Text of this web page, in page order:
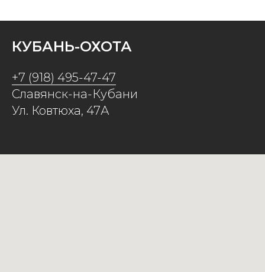
КУБАНЬ-ОХОТА
+7 (918) 495-47-47
Славянск-на-Кубани
Ул. Ковтюха, 47А